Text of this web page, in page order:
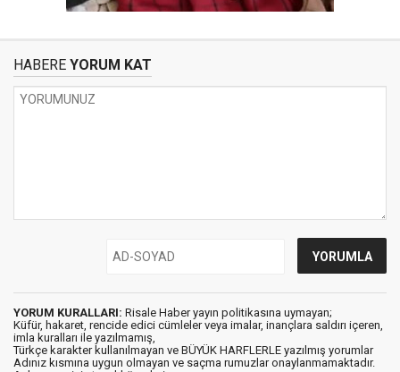
HABERE YORUM KAT
YORUM KURALLARI: Risale Haber yayın politikasına uymayan;
Küfür, hakaret, rencide edici cümleler veya imalar, inançlara saldırı içeren,
imla kuralları ile yazılmamış,
Türkçe karakter kullanılmayan ve BÜYÜK HARFLERLE yazılmış yorumlar
Adınız kısmına uygun olmayan ve saçma rumuzlar onaylanmamaktadır.